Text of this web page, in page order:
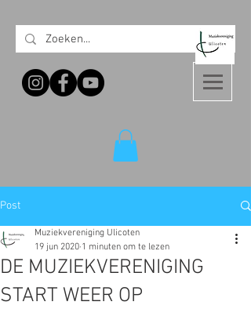
Post
DE MUZIEKVERENIGING
START WEER OP
Muziekvereniging Ulicoten
19 jun 2020 1 minuten om te lezen